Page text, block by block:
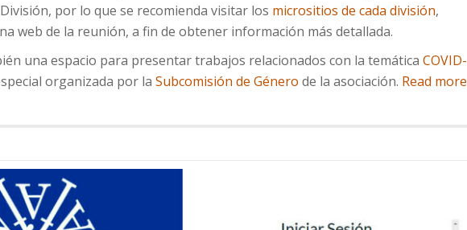
por lo que se recomienda visitar los micrositios de cada división,
web de la reunión, a fin de obtener información más detallada.
una espacio para presentar trabajos relacionados con la temática COVID-
organizada por la Subcomisión de Género de la asociación. Read more